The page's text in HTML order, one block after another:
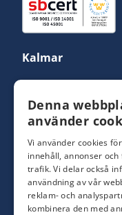
Kalmar
Yrkesbutik: 0480-44
Torsåsgatan 9
392 39 Kalmar
Färjestaden
Denna
använder
Vi använder cookies
innehåll, annonser
trafik. Vi delar också
användning av vår
reklam- och
kombinera den med